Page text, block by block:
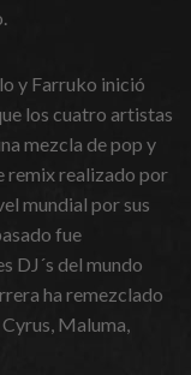
y Farruko inició
los cuatro artistas
mezcla de pop y
remix realizado por
mundial por sus
fue
DJ´s del mundo
ha remezclado
Maluma,